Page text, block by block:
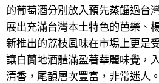
的葡萄酒分別放入預先蒸餾過台
展出充滿台灣本土特色的芭樂、
新推出的荔枝風味在市場上更是
讓白蘭地酒體滿盈著華麗味覺，
清香，尾韻層次豐富，非常迷人。